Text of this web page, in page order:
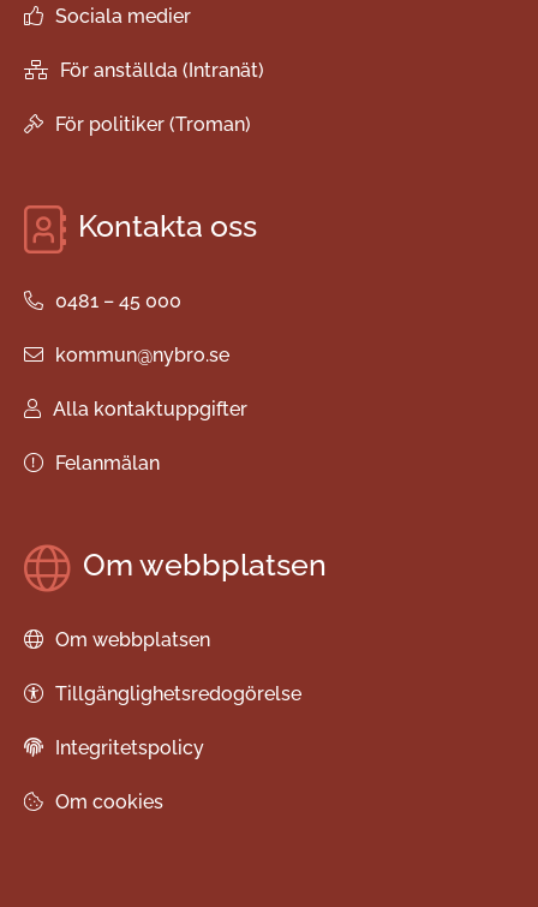
Sociala medier
För anställda (Intranät)
För politiker (Troman)
Kontakta oss
0481 – 45 000
kommun@nybro.se
Alla kontaktuppgifter
Felanmälan
Om webbplatsen
Om webbplatsen
Tillgänglighetsredogörelse
Integritetspolicy
Om cookies